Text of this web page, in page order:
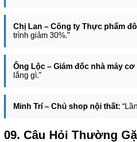
Chị Lan – Công ty Thực phẩm
trình giảm 30%.”
Ông Lộc – Giám đốc nhà máy cơ
lắng gì.”
Minh Trí – Chủ shop nội thất:
09. Câu Hỏi Thường